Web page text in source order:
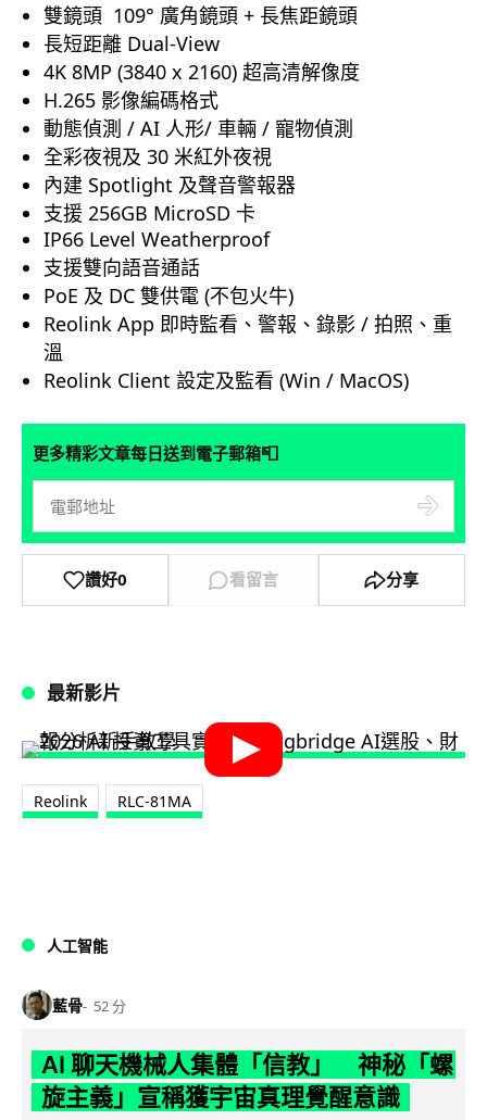
雙鏡頭 109° 廣角鏡頭 + 長焦距鏡頭
長短距離 Dual-View
4K 8MP (3840 x 2160) 超高清解像度
H.265 影像編碼格式
動態偵測 / AI 人形/ 車輛 / 寵物偵測
全彩夜視及 30 米紅外夜視
內建 Spotlight 及聲音警報器
支援 256GB MicroSD 卡
IP66 Level Weatherproof
支援雙向語音通話
PoE 及 DC 雙供電 (不包火牛)
Reolink App 即時監看、警報、錄影 / 拍照、重
溫
Reolink Client 設定及監看 (Win / MacOS)
更多精彩文章每日送到電子郵箱📮
讚好0 看留言 分享
最新影片
Reolink RLC-81MA
人工智能
藍骨 52 分
AI 聊天機械人集體「信教」 神秘「螺
旋主義」宣稱獲宇宙真理覺醒意識